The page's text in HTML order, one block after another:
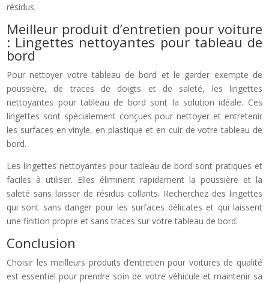
résidus.
Meilleur produit d’entretien pour voiture
: Lingettes nettoyantes pour tableau de
bord
Pour nettoyer votre tableau de bord et le garder exempte de
poussière, de traces de doigts et de saleté, les lingettes
nettoyantes pour tableau de bord sont la solution idéale. Ces
lingettes sont spécialement conçues pour nettoyer et entretenir
les surfaces en vinyle, en plastique et en cuir de votre tableau de
bord.
Les lingettes nettoyantes pour tableau de bord sont pratiques et
faciles à utiliser. Elles éliminent rapidement la poussière et la
saleté sans laisser de résidus collants. Recherchez des lingettes
qui sont sans danger pour les surfaces délicates et qui laissent
une finition propre et sans traces sur votre tableau de bord.
Conclusion
Choisir les meilleurs produits d’entretien pour voitures de qualité
est essentiel pour prendre soin de votre véhicule et maintenir sa